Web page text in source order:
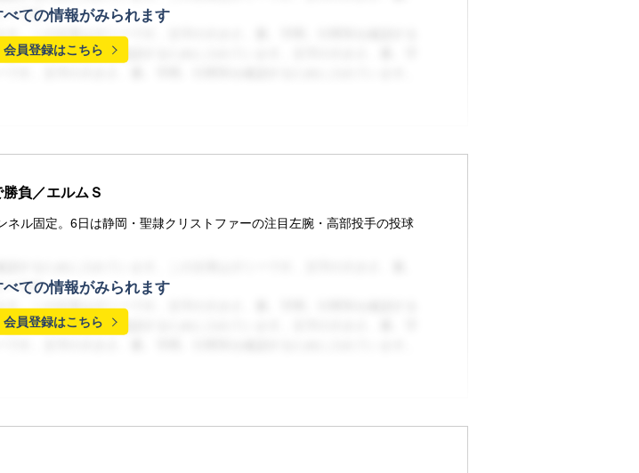
ての情報がみられます
会員登録はこちら
ーです。
。この文章はダミーです。文字の大きさ、量、字間、行間等を確認する
、字間、行間等を確認するために入れています。文字の大きさ、量、字
負／エルムＳ
ル固定。6日は静岡・聖隷クリストファーの注目左腕・高部投手の投球
ての情報がみられます
会員登録はこちら
ーです。
。この文章はダミーです。文字の大きさ、量、字間、行間等を確認する
、字間、行間等を確認するために入れています。文字の大きさ、量、字